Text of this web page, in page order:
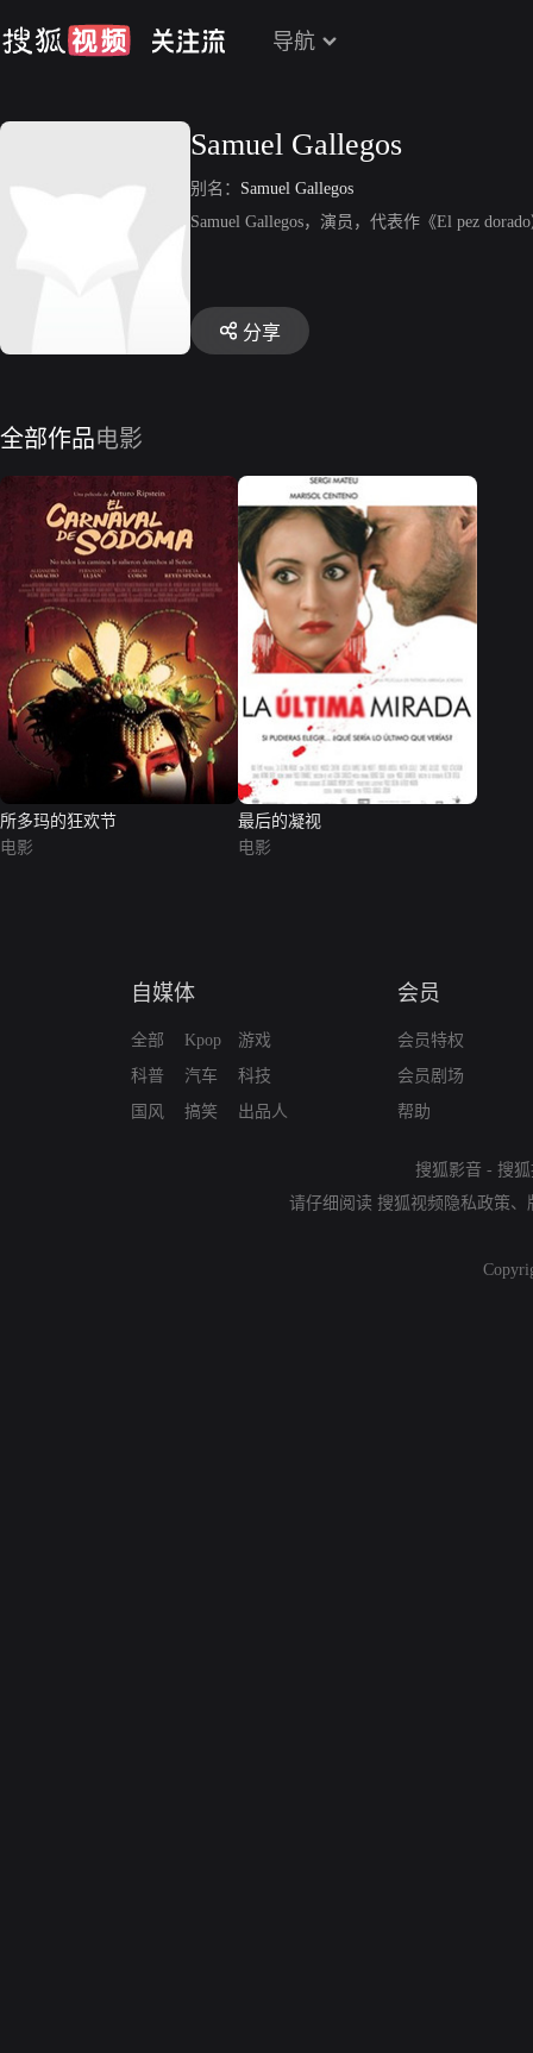
导航
Samuel Gallegos
别名： Samuel Gallegos
Samuel Gallegos，演员，代表作《El pez
分享
全部作品电影
所多玛的狂欢节
电影
最后的凝视
电影
自媒体
全部
科普
国风
Kpop
汽车
搞笑
游戏
科技
出品人
会员
会员特权
会员剧场
帮助
搜狐影音 - 搜
请仔细阅读 搜狐视频隐私政策、